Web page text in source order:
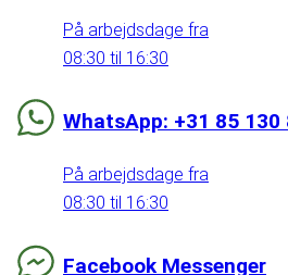
På arbejdsdage fra
08:30 til 16:30
WhatsApp: +31 85 130
På arbejdsdage fra
08:30 til 16:30
Facebook Messenger